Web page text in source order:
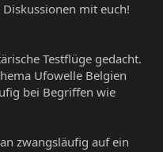
mit euch!
Testflüge gedacht.
Ufowelle Belgien
bei Begriffen wie
zwangsläufig auf ein